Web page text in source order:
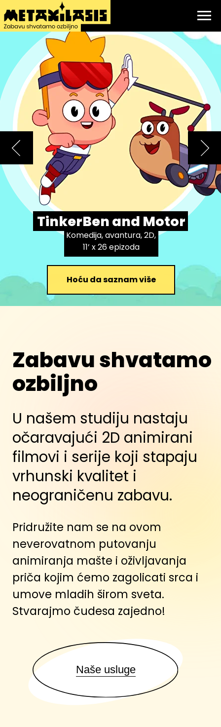
Hoću da saznam više
Tin­ker­Ben and Motor
Komedija, avantura, 2D,
11’ x 26 epizoda
U našem studiju nastaju
neograničenu zabavu.
Pridružite nam se na ovom
neverovatnom putovanju
priča kojim ćemo zagolicati srca i
umove mladih širom sveta.
Stvarajmo čudesa zajedno!
Naše usluge
Zabavu shvatamo
ozbiljno
Zavirite u naše
projekte